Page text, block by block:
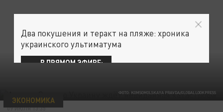
ФОТО: KOMSOMOLSKAYA PRAVDA/GLOBALLOOKPRESS
ЭКОНОМИКА
09 ИЮЛЯ 13:35
Два покушения и теракт на пляже: хроника
украинского ультиматума
В ПРЯМОМ ЭФИРЕ: